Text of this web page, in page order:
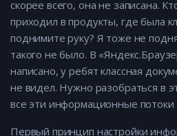
скорее всего, она не записана.
приходил в продукты, где была
поднимите руку? Я тоже не
такого не было. В
написано, у ребят классная
не видел. Нужно разобраться в
все эти информационные потоки
Первый принцип настройки